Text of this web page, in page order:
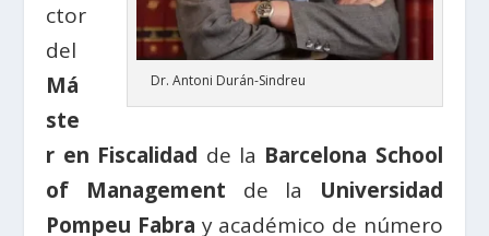
Dr. Antoni Durán-Sindreu
ctor
del
Má
ste
r en Fiscalidad de la Barcelona School
of Management de la Universidad
Pompeu Fabra y académico de número